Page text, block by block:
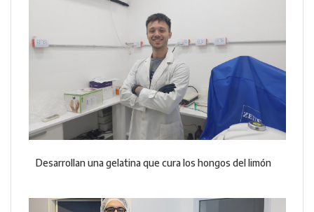
Desarrollan una gelatina que cura los hongos del limón